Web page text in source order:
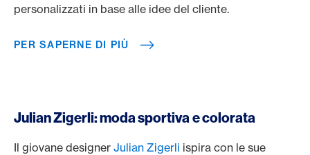
personalizzati in base alle idee del cliente.
PER SAPERNE DI PIÙ
Julian Zigerli: moda sportiva e colorata
Il giovane designer Julian Zigerli ispira con le sue